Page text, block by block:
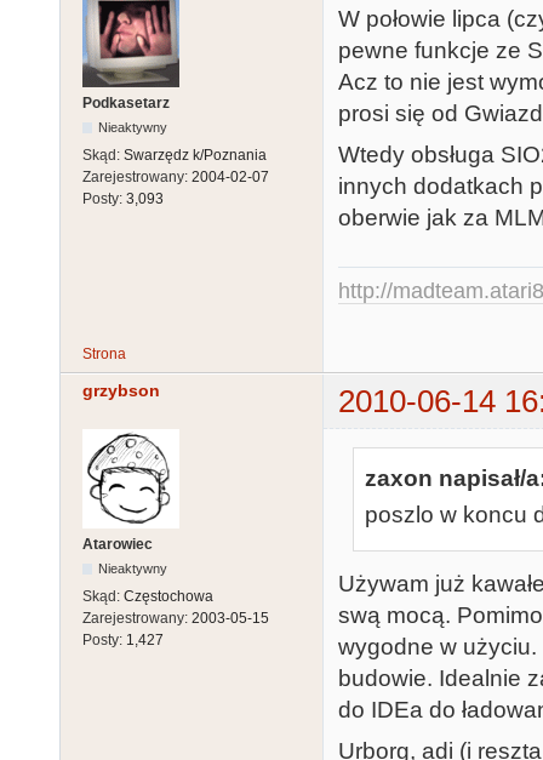
Podkasetarz
Nieaktywny
Skąd: Swarzędz k/Poznania
Zarejestrowany: 2004-02-07
Posty: 3,093
W połowie lipca
pewne funkcje ze
Acz to nie jest
prosi się od
Wtedy obsługa
innych dodatkach
oberwie jak za
http://
Strona
grzybson 2010-06-14
Atarowiec
Nieaktywny
Skąd: Częstochowa
Zarejestrowany: 2003-05-15
Posty: 1,427
zaxon napisał/
poszlo w koncu
Używam już
swą mocą.
wygodne w użyciu.
budowie. Idealnie
do IDEa do
Urborg, adi (i